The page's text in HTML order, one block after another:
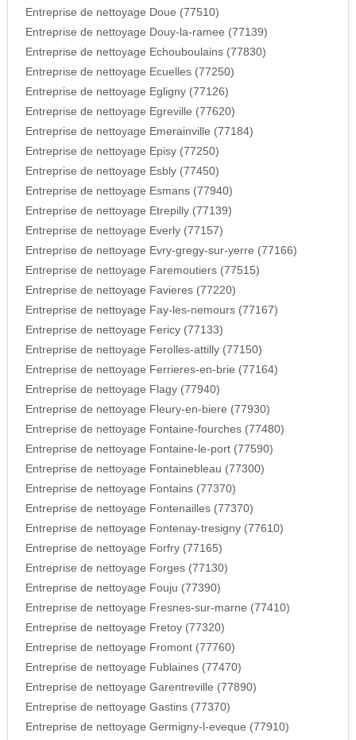
Entreprise de nettoyage Doue (77510)
Entreprise de nettoyage Douy-la-ramee (77139)
Entreprise de nettoyage Echouboulains (77830)
Entreprise de nettoyage Ecuelles (77250)
Entreprise de nettoyage Egligny (77126)
Entreprise de nettoyage Egreville (77620)
Entreprise de nettoyage Emerainville (77184)
Entreprise de nettoyage Episy (77250)
Entreprise de nettoyage Esbly (77450)
Entreprise de nettoyage Esmans (77940)
Entreprise de nettoyage Etrepilly (77139)
Entreprise de nettoyage Everly (77157)
Entreprise de nettoyage Evry-gregy-sur-yerre (77166)
Entreprise de nettoyage Faremoutiers (77515)
Entreprise de nettoyage Favieres (77220)
Entreprise de nettoyage Fay-les-nemours (77167)
Entreprise de nettoyage Fericy (77133)
Entreprise de nettoyage Ferolles-attilly (77150)
Entreprise de nettoyage Ferrieres-en-brie (77164)
Entreprise de nettoyage Flagy (77940)
Entreprise de nettoyage Fleury-en-biere (77930)
Entreprise de nettoyage Fontaine-fourches (77480)
Entreprise de nettoyage Fontaine-le-port (77590)
Entreprise de nettoyage Fontainebleau (77300)
Entreprise de nettoyage Fontains (77370)
Entreprise de nettoyage Fontenailles (77370)
Entreprise de nettoyage Fontenay-tresigny (77610)
Entreprise de nettoyage Forfry (77165)
Entreprise de nettoyage Forges (77130)
Entreprise de nettoyage Fouju (77390)
Entreprise de nettoyage Fresnes-sur-marne (77410)
Entreprise de nettoyage Fretoy (77320)
Entreprise de nettoyage Fromont (77760)
Entreprise de nettoyage Fublaines (77470)
Entreprise de nettoyage Garentreville (77890)
Entreprise de nettoyage Gastins (77370)
Entreprise de nettoyage Germigny-l-eveque (77910)